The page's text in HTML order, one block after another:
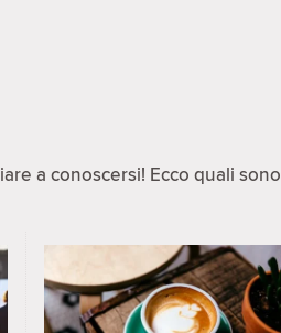
a conoscersi! Ecco quali sono